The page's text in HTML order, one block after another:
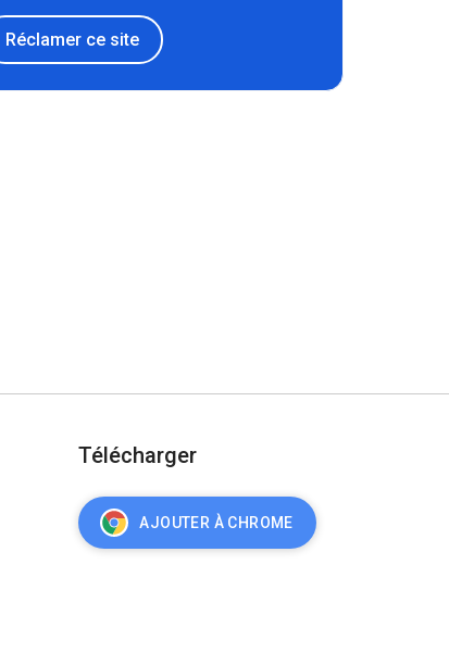
Réclamer ce site
Télécharger
AJOUTER À CHROME